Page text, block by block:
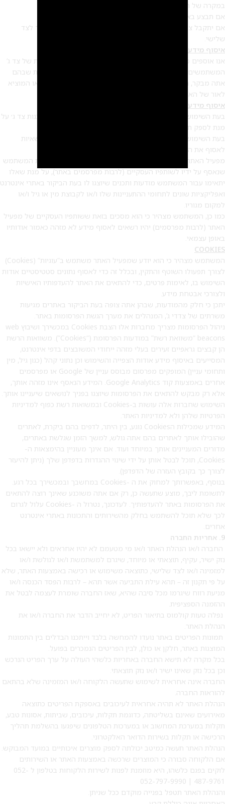
במקרה של הפרת תנאי השימוש באתר.
אם תבצע באתרים, פעולות שבניגוד לחוק ולכל דין.
אם יתקבל צו שיפוטי המורה למסור את פרטיך או המידע אודותיך לצד
שלישי.
איסוף מידע מצד ג
אנו אוספים מידע כשאתה מבקר או משתמש באתרים ואפליקציות של צד ג’
המשתמשים באתר. מידע זה כולל מידע על האתרים והאפליקציות שבהם
אתה מבקר, השימוש שלך בשירותים באתר, וכן מידע שהמפתח או המוציא
לאור של האפליקציה או האתר מספק לך או לנו.
איסוף מידע ע”י צד ג
בעת השימוש באתר מפעיל האתר יהא רשאי לעשות שימוש בתוכנות צד ג׳ על
מנת לספק תכנים, שירותים ו/או במסגרת פונקציות נוספות.
בעת השימוש באתר המשתמש מאשר כי תוכנות צד ג’ אלו יהיו רשאיות
לאסוף את המידע כאמור.
מפעיל האתר יהיה רשאי להעביר כל מידע לא מזהה אישית אודות המשתמש
שנאסף על ידיו לשותפיו העסקיים (לרבות מפרסמים באתר), על מנת שאלו
יתאימו עבור המשתמש מודעות ותכנים שיוצגו לו בעת הביקור באתרי אינטרנט
ואפליקציות שונים לתחומי ההתעניינות שלו ו/או לקבוצת מין או גיל ו/או
למקום מגוריו.
כמו כן, המשתמש מצהיר כי הוא מסכים בזאת ששותפיו העסקיים של מפעיל
האתר (לרבות מפרסמים) יהיו רשאים לאסוף מידע לא מזהה כאמור אודותיו
באופן עצמאי.
COOKIES
המשתמש מצהיר כי הוא יודע שמפעיל האתר משתמש ב”עוגיות” (Cookies)
לצורך תפעולו השוטף והתקין, ובכלל זה כדי לאסוף נתונים סטטיסטיים אודות
השימוש בו, לאימות פרטים, כדי להתאים את האתר להעדפותיו האישיות
ולצורכי אבטחת מידע.
יתכן כי חלק מהמודעות, שבהן אתה צופה בעת הביקור באתרים מגיעות
משרתים של צדדי ג’, המנהלים את מערך הגשת הפרסומות באתר.
ניהול הפרסומות מצריך מחברות אלו הצבת Cookies במכשירך ושיבוץ web
beacons “משוואת רשת” במודעות הפרסומת (“Cookies”). משוואות הרשת
הן קבצים גראפיים זעירים בעלי מזהה ייחודי המשובצים בדפי אינטרנט,
המסייעים באיסוף מידע אודות הצפייה והשימוש וכן נתוני קהל (כגון גיל, מין
ותחומי עניין) המופקים מפרסום מבוסס עניין של Google או מפרסמים
אחרים באמצעות קוד Google Analytics. המידע הנאסף אינו מזהה אותך,
אלא רק מבקש להתאים את הפרסומות שיוצגו בפניך לנושאים שיעניינו אותך.
השימוש שחברות אלה עושות ב-Cookies ובמשואות רשת כפוף למדיניות
הפרטיות שלהן ולא למדיניות האתר.
המידע שמכילות הCookies נוגע, בין היתר, לדפים בהם ביקרת, לאתרים
שהובילו אותך לאתרים בהם אתה גולש, למשך הזמן שגלשת באתרים,
מדורים המעניינים אותך במיוחד ועוד. אם אינך מעוניין בהימצאות ה-
Cookies, תוכל לבטל אותן על ידי שינוי ההגדרות בדפדפן שלך (ניתן להיעזר
לצורך כך בקובץ העזרה של הדפדפן).
בנוסף, באפשרותך למחוק את ה -Cookies במחשבך ובמכשירך בכל רגע.
לתשומת ליבך, מוצע שתעשה כן, רק אם אתה משוכנע שאינך רוצה להתאים
את הפרסומות באתר להעדפותיך. לעדכונך, נטרול ה -Cookies עלול לגרום
לכך שלא תוכל להשתמש בחלק מהשירותים והתכונות באתרי אינטרנט
אחרים.
9. אחריות החברה
החברה ו/או הנהלת האתר ו/או מי מטעמם לא יהיו אחראים ולא יישאו בכל
נזק ישיר, עקיף, תוצאתי או מיוחד, שיגרם למשתמשת ו/או לגולשת ו/או
למזמינה ו/או לצד שלישי, כתוצאה משימוש או רכישה באמצעות האתר, שלא
על פי תקנון זה – תהא עילת התביעה אשר תהא – לרבות הפסד הכנסה ו/או
מניעת רווח שיגרמו מכל סיבה שהיא, שאז החברה שומרת לעצמה לבטל את
ההזמנה הספציפית.
נפלה טעות קולמוס בתיאור הפריט, לא יחייב הדבר את החברה ו/או את
הנהלת האתר.
תמונות הפריטים באתר נועדו להמחשה בלבד וייתכנו הבדלים בין התמונות
המוצגות באתר, חלקן או כולן, לבין הפריטים הנמכרים בפועל.
בכל מקרה לא תישא החברה באחריות כלשהי העולה על ערך הפריט הנרכש
וכן בכל נזק שאינו ישיר ו/או נזק תוצאתי.
החברה אינה אחראית לשימוש שתעשה הלקוחה ו/או המזמינה שלא בהתאם
להוראות החברה.
הנהלת האתר לא תהיה אחראית לעיכובים באספקת הפריטים כתוצאה
מאירועים שאינם בשליטתה, כדוגמת תקלות, עיכובים, שביתות, אסונות טבע,
תקלות במערכת המחשוב או במערכות הטלפונים שיפגעו בהשלמת תהליך
הרכישה או תקלות בשירות הדואר האלקטרוני.
הנהלת האתר תעשה כמיטב יכולתה לספק מוצרים איכותיים במועד המבוקש.
אם הלקוחה סבורה כי המוצרים שרכשה באמצעות האתר או השירותים
לוקים בפגם כלשהו, היא מוזמנת לפנות לשירות הלקוחות בטלפון ל 052-
487-9761 | 052-797-9990
והנהלת האתר תטפל בפנייה מוקדם ככל שניתן.
2
מבצע 1+1
על החירור ל-50 הפונות ראשונות
לקביעת תור לפירסינג ועיצוב